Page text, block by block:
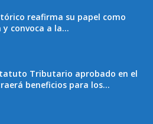
reafirma su papel como
y convoca a la...
Tributario aprobado en el
beneficios para los...